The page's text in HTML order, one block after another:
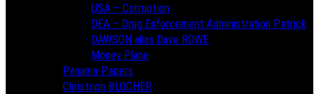
USA – Corruption
DEA – Drug Enforcement Administration Patrick
DAWSON alias Dave ROWE
Money Plane
Panama-Papers
Christoph BLOCHER